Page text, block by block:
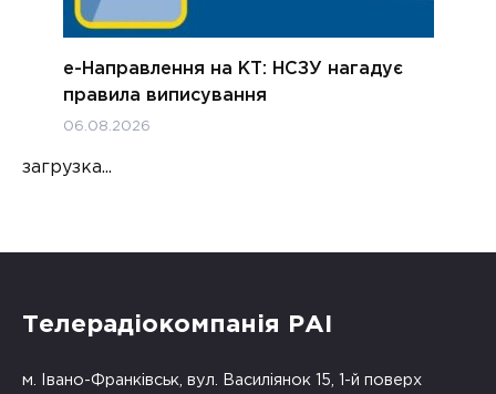
е-Направлення на КТ: НСЗУ нагадує
правила виписування
06.08.2026
загрузка...
Телерадіокомпанія РАІ
м. Івано-Франківськ, вул. Василіянок 15, 1-й поверх